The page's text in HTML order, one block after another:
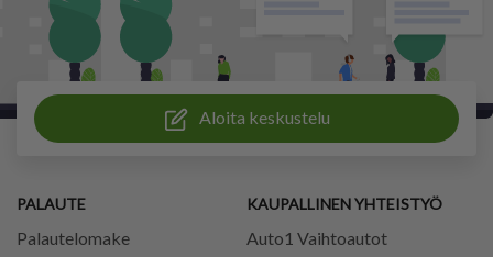
Aloita keskustelu
PALAUTE
Palautelomake
KAUPALLINEN YHTEISTYÖ
Auto1 Vaihtoautot